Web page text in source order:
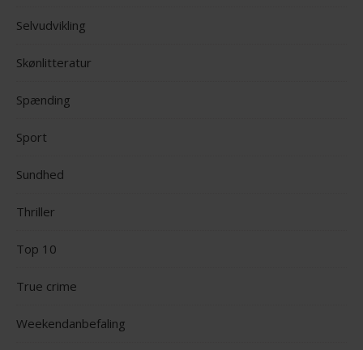
Selvudvikling
Skønlitteratur
Spænding
Sport
Sundhed
Thriller
Top 10
True crime
Weekendanbefaling